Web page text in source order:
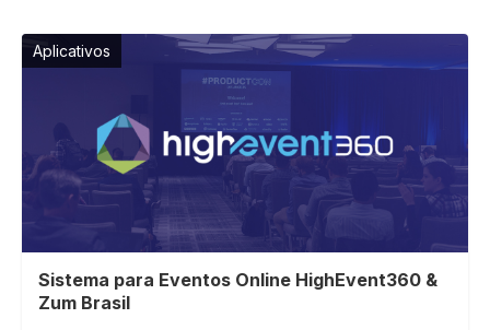
Aplicativos
Sistema para Eventos Online HighEvent360 &
Zum Brasil